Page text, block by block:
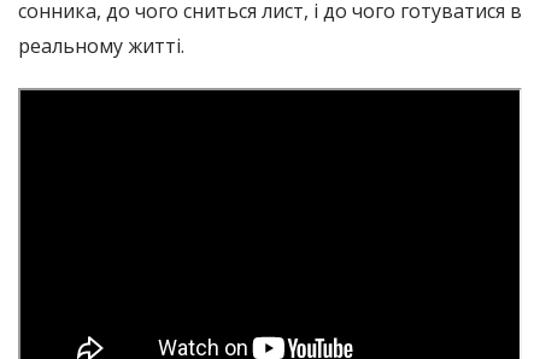
сонника, до чого сниться лист, і до чого готуватися в
реальному житті.